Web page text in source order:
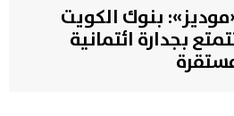
بنوك الكويت
بجدارة ائتمانية